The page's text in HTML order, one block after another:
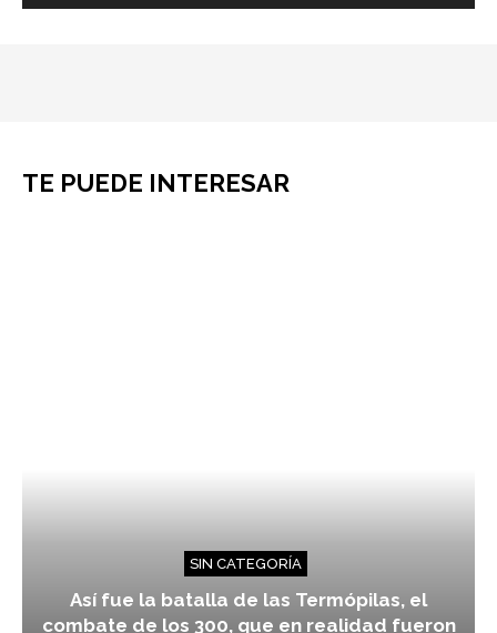
TE PUEDE INTERESAR
SIN CATEGORÍA
Así fue la batalla de las Termópilas, el
combate de los 300, que en realidad fueron